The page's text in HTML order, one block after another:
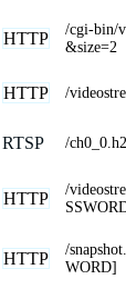
HTTP
/cgi-bin/
&size=2
HTTP /
RTSP /
HTTP
/
HTTP
/
WORD]